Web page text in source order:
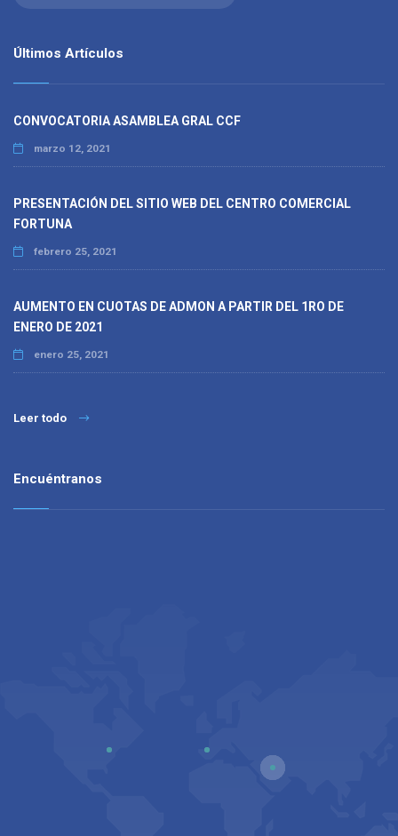
Últimos Artículos
CONVOCATORIA ASAMBLEA GRAL CCF
marzo 12, 2021
PRESENTACIÓN DEL SITIO WEB DEL CENTRO COMERCIAL
FORTUNA
febrero 25, 2021
AUMENTO EN CUOTAS DE ADMON A PARTIR DEL 1RO DE
ENERO DE 2021
enero 25, 2021
Leer todo
Encuéntranos